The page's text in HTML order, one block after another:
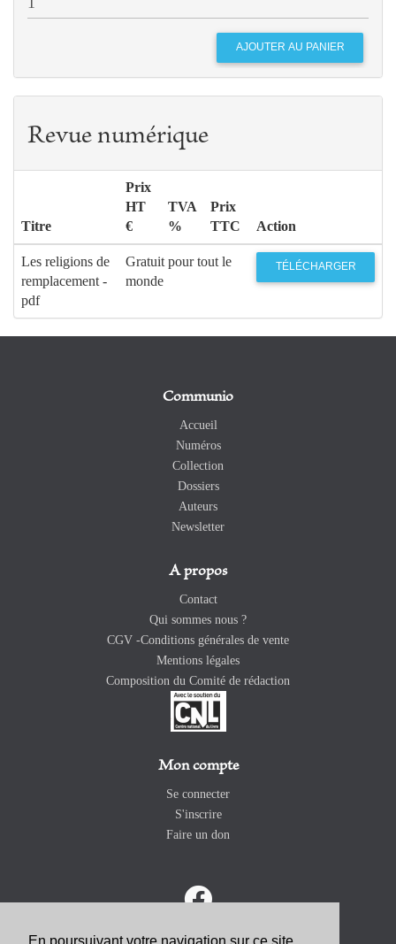
Revue numérique
Titre
Prix
HT
€
TVA
%
Prix
TTC
Action
Les religions de
remplacement -
pdf
Gratuit pour tout le
monde
TÉLÉCHARGER
Communio
Accueil
Numéros
Collection
Dossiers
Auteurs
Newsletter
A propos
Contact
Qui sommes nous ?
CGV -Conditions générales de vente
Mentions légales
Composition du Comité de rédaction
Mon compte
Se connecter
S'inscrire
Faire un don